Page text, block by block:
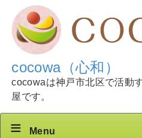
cocowa（心和）
cocowaは神戸市北区で活動
屋です。
Menu